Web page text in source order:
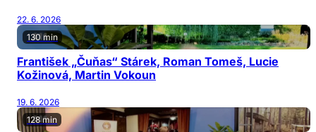
22. 6. 2026
130 min
František „Čuňas“ Stárek, Roman Tomeš, Lucie
Kožinová, Martin Vokoun
19. 6. 2026
128 min